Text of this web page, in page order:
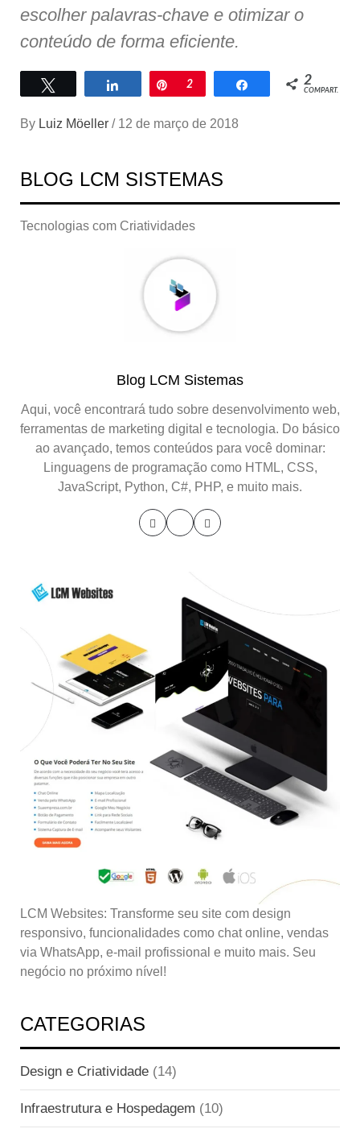
escolher palavras-chave e otimizar o
conteúdo de forma eficiente.
Compartilhar
Pin
2 Compartilhar
2
COMPART.
By Luiz Möeller / 12 de março de 2018
BLOG LCM SISTEMAS
Tecnologias com Criatividades
Blog LCM Sistemas
Aqui, você encontrará tudo sobre desenvolvimento web,
ferramentas de marketing digital e tecnologia. Do básico
ao avançado, temos conteúdos para você dominar:
Linguagens de programação como HTML, CSS,
JavaScript, Python, C#, PHP, e muito mais.
LCM Websites: Transforme seu site com design
responsivo, funcionalidades como chat online, vendas
via WhatsApp, e-mail profissional e muito mais. Seu
negócio no próximo nível!
CATEGORIAS
Design e Criatividade (14)
Infraestrutura e Hospedagem (10)